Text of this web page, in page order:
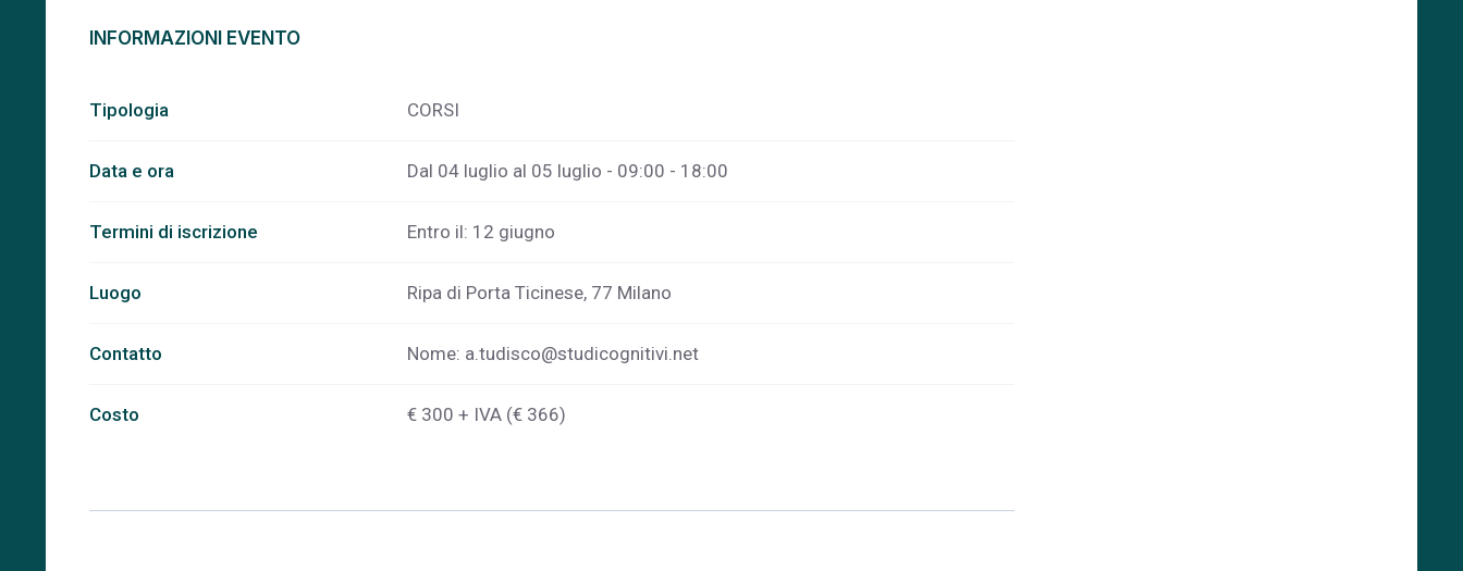
INFORMAZIONI EVENTO
Tipologia CORSI
Data e ora Dal 04 luglio al 05 luglio - 09:00 - 18:00
Termini di iscrizione Entro il: 12 giugno
Luogo Ripa di Porta Ticinese, 77 Milano
Contatto Nome: a.tudisco@studicognitivi.net
Costo € 300 + IVA (€ 366)